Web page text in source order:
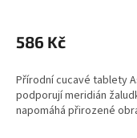
586 Kč
Přírodní cucavé tablety
podporují meridián
napomáhá přirozené